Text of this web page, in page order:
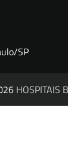
SP
HOSPITAIS